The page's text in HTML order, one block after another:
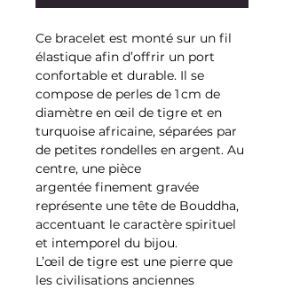
Ce bracelet est monté sur un fil
élastique afin d’offrir un port
confortable et durable. Il se
compose de perles de 1 cm de
diamètre en œil de tigre et en
turquoise africaine, séparées par
de petites rondelles en argent. Au
centre, une pièce
argentée finement gravée
représente une tête de Bouddha,
accentuant le caractère spirituel
et intemporel du bijou.
L’œil de tigre est une pierre que
les civilisations anciennes